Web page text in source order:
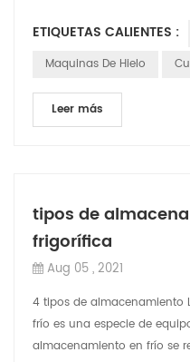
ETIQUETAS CALIENTES :
Maquinas De Hielo
Leer más
tipos de
frigorífica
Aug 05 , 2021
4 tipos de almacenamiento
frío es una especie de
almacenamiento en frío se